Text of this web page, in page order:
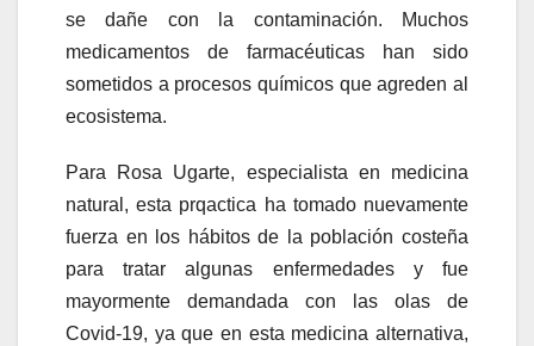
se dañe con la contaminación. Muchos
medicamentos de farmacéuticas han sido
sometidos a procesos químicos que agreden al
ecosistema.
Para Rosa Ugarte, especialista en medicina
natural, esta prqactica ha tomado nuevamente
fuerza en los hábitos de la población costeña
para tratar algunas enfermedades y fue
mayormente demandada con las olas de
Covid-19, ya que en esta medicina alternativa,